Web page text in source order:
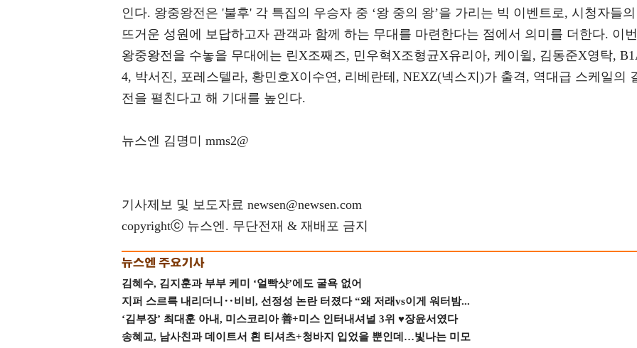
인다. 왕중왕전은 '불후' 각 특집의 우승자 중 ‘왕 중의 왕’을 가리는 빅 이벤트로, 시청자들의
뜨거운 성원에 보답하고자 관객과 함께 하는 무대를 마련한다는 점에서 의미를 더한다. 이번
왕중왕전을 수놓을 무대에는 린X조째즈, 민우혁X조형균X유리아, 케이윌, 김동준X영탁,
4, 박서진, 포레스텔라, 황민호X이수연, 리베란테, NEXZ(넥스지)가 출격, 역대급 스케일의
전을 펼친다고 해 기대를 높인다.
뉴스엔 김명미 mms2@
기사제보 및 보도자료 newsen@newsen.com
copyrightⓒ 뉴스엔. 무단전재 & 재배포 금지
김혜수, 김지훈과 부부 케미 ‘얼빡샷’에도 굴욕 없어
지퍼 스르륵 내리더니‥비비, 선정성 논란 터졌다 “왜 저래vs이게 워터밤...
‘김부장’ 최대훈 아내, 미스코리아 善+미스 인터내셔널 3위 ♥장윤서였다
송혜교, 남사친과 데이트서 흰 티셔츠+청바지 입었을 뿐인데…빛나는 미모